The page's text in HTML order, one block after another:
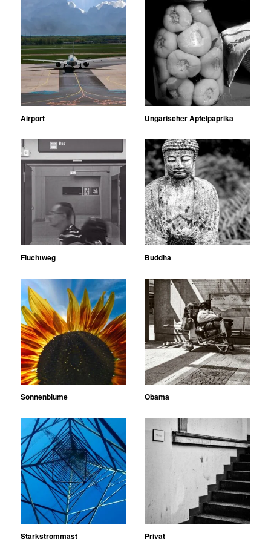
Airport Ungarischer Apfelpaprika
Fluchtweg Buddha
Sonnenblume Obama
Starkstrommast Privat